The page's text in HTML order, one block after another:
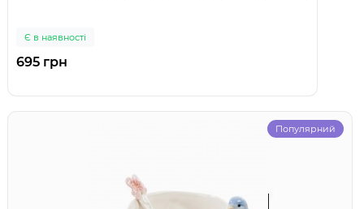
Є в наявності
695 грн
Популярний